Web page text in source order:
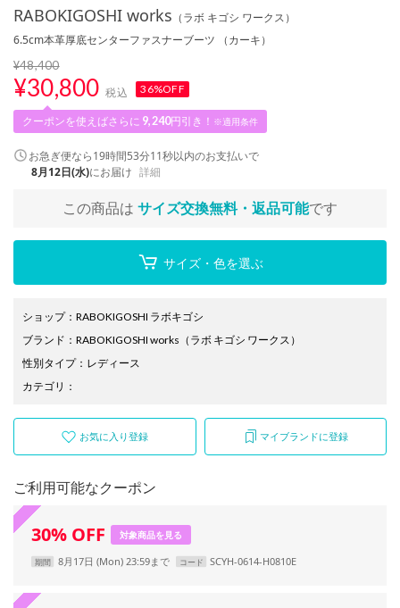
RABOKIGOSHI works （ラボ キゴシ ワークス）
6.5cm本革厚底センターファスナーブーツ （カーキ）
¥48,400
¥30,800 税込 36%OFF
クーポンを使えばさらに 9,240円引き！ ※適用条件
お急ぎ便なら19時間53分10秒以内のお支払いで
8月12日(水)にお届け 詳細
この商品は サイズ交換無料・返品可能です
サイズ・色を選ぶ
ショップ： RABOKIGOSHI ラボキゴシ
ブランド ： RABOKIGOSHI works （ラボ キゴシ ワークス）
性別タイプ： レディース
カテゴリ ：
お気に入り登録 マイブランドに登録
ご利用可能なクーポン
30% OFF 対象商品を見る
期間 8月17日 (Mon) 23:59まで コード SCYH-0614-H0810E